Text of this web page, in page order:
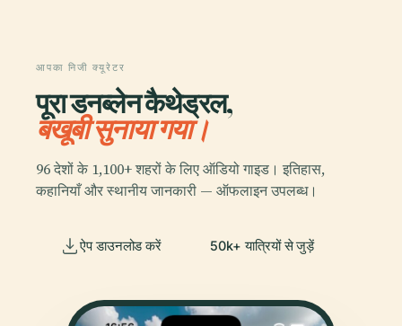
आपका निजी क्यूरेटर
पूरा डनब्लेन कैथेड्रल,
बखूबी सुनाया गया।
96 देशों के 1,100+ शहरों के लिए ऑडियो गाइड। इतिहास,
कहानियाँ और स्थानीय जानकारी — ऑफलाइन उपलब्ध।
ऐप डाउनलोड करें 50k+ यात्रियों से जुड़ें